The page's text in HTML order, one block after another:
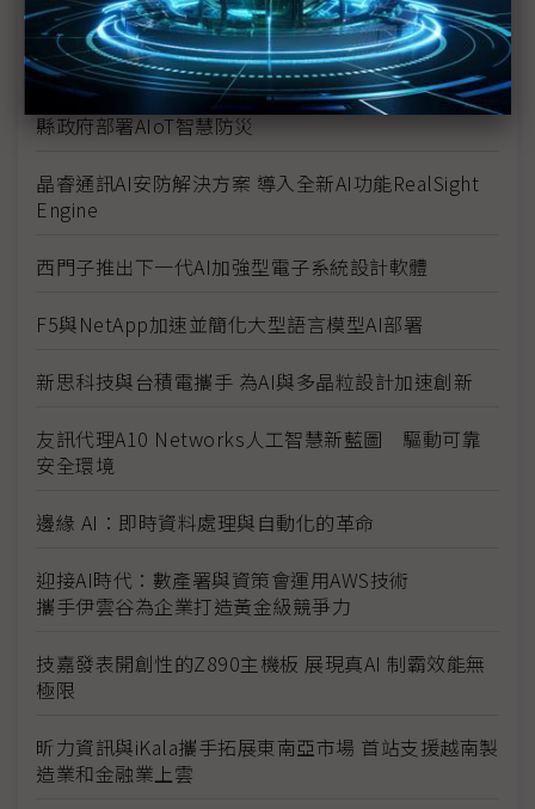
精誠軟體獲國科會GenAI Stars生成式AI企業應用競賽
「優質創新獎」
運用科技力守護民眾生命財產安全 精誠集團協力宜蘭
縣政府部署AIoT智慧防災
晶睿通訊AI安防解決方案 導入全新AI功能RealSight
Engine
西門子推出下一代AI加強型電子系統設計軟體
F5與NetApp加速並簡化大型語言模型AI部署
新思科技與台積電攜手 為AI與多晶粒設計加速創新
友訊代理A10 Networks人工智慧新藍圖 驅動可靠
安全環境
邊緣 AI：即時資料處理與自動化的革命
迎接AI時代：數產署與資策會運用AWS技術
攜手伊雲谷為企業打造黃金級競爭力
技嘉發表開創性的Z890主機板 展現真AI 制霸效能無
極限
昕力資訊與iKala攜手拓展東南亞市場 首站支援越南製
造業和金融業上雲